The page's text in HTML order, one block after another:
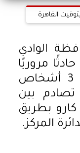
بتوقيت القاهرة
الوادي
مروريًا
مروعًا، أسفر عن إصابة 3 أشخاص
بين
بطريق
المركز.